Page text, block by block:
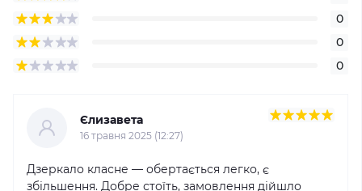
0
0
0
Єлизавета
16 травня 2025 (12:27)
Дзеркало класне — обертається легко, є
збільшення. Добре стоїть, замовлення дійшло